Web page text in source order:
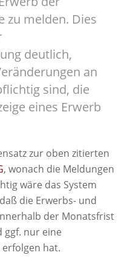
zu melden. Dies
deutlich,
an
sind, die
eines Erwerb
zur oben zitierten
, wonach die Meldungen
wäre das System
die Erwerbs- und
der Monatsfrist
nur eine
hat.